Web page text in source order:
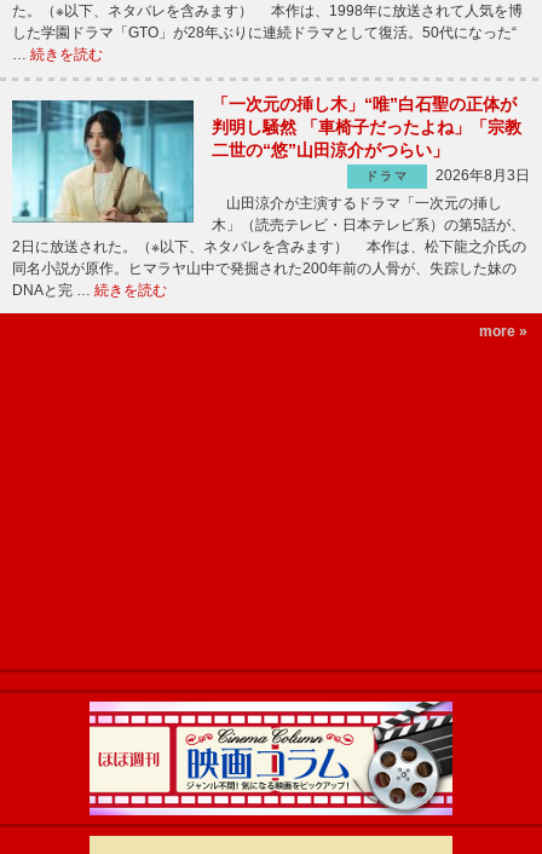
た。（※以下、ネタバレを含みます） 本作は、1998年に放送されて人気を博
した学園ドラマ「GTO」が28年ぶりに連続ドラマとして復活。50代になった“
… 続きを読む
「一次元の挿し木」“唯”白石聖の正体が
判明し騒然 「車椅子だったよね」「宗教
二世の“悠”山田涼介がつらい」
ドラマ
2026年8月3日
山田涼介が主演するドラマ「一次元の挿し
木」（読売テレビ・日本テレビ系）の第5話が、
2日に放送された。（※以下、ネタバレを含みます） 本作は、松下龍之介氏の
同名小説が原作。ヒマラヤ山中で発掘された200年前の人骨が、失踪した妹の
DNAと完 … 続きを読む
more »